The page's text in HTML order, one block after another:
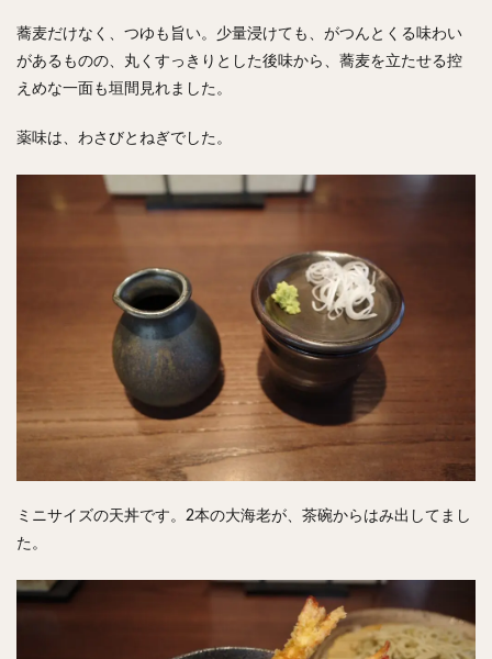
蕎麦だけなく、つゆも旨い。少量浸けても、がつんとくる味わい
があるものの、丸くすっきりとした後味から、蕎麦を立たせる控
えめな一面も垣間見れました。
薬味は、わさびとねぎでした。
ミニサイズの天丼です。 2本の大海老が、茶碗からはみ出してまし
た。